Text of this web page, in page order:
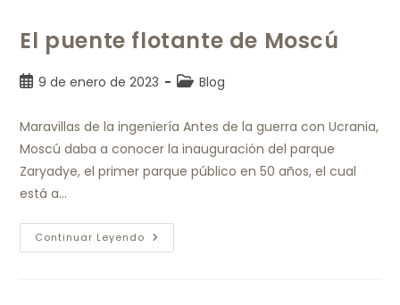
El puente flotante de Moscú
9 de enero de 2023 Blog
Maravillas de la ingeniería Antes de la guerra con Ucrania,
Moscú daba a conocer la inauguración del parque
Zaryadye, el primer parque público en 50 años, el cual
está a…
Continuar Leyendo